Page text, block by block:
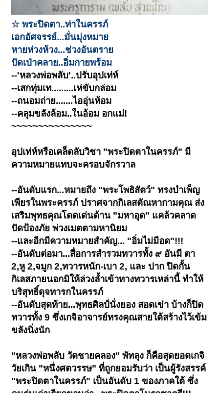
☆ พระปิดตา..ท่าในครรภ์
เอกอัศจรรย์...มั่นมุ่งหมาย
หายห่วงห้วง...ช่วงอันตราย
ปัดเป่าคลาย..อิ่มกายพร้อม
--'หลวงพ่อพลับ'..ปรับอุปเท่ห์
--เสกทุ่มเท.........เห่ขับกล่อม
--ถนอมถ่าย.......ไออุ่นห้อม
--คลุมขลังล้อม..ในอ้อม อกแม่!
~~~~~~~~~~~~~~~
อุปเท่ห์หรือเคล็ดลับวิชา "พระปิดตาในครรภ์" มี
ความหมายแทบจะครอบจักรวาล
--อันดับแรก...หมายถึง "พระโพธิสัตว์" ทรงบำเพ็ญ
เพียรในพระครรภ์ ปราศจากกิเลสตัณหากามคุณ ส่ง
เสริมพุทธคุณโดดเด่นด้าน "มหาอุด" แคล้วคลาด
ปัดป้องภัย พ่วงเมตตามหานิยม
--และอีกมีความหมายสำคัญ... "อิ่มไม่มีอด"!!!
--อันดับต่อมา...สื่อการสำรวมทวารทั้ง ๙ อันมี ตา
2,หู 2,จมูก 2,ทวารหนัก-เบา 2, และ ปาก ปิดกั้น
กิเลสภายนอกมิให้ล่วงล้ำเข้าทางทวารเหล่านี้ ทำให้
บริสุทธิ์ดุจทารกในครรภ์
--อันดับสุดท้าย...พุทธศิลป์นั่งยอง สอดเข่า บ้างก็ปิด
ทวารทั้ง 9 ซึ่งเกจิอาจารย์ทรงคุณสายใต้สร้างไว้เข้ม
ขลังนิ่งนัก
"หลวงพ่อพลับ วัดชายคลอง" พัทลุง ก็คือสุดยอดเกจิ
วัยเกิน "หนึ่งศตวรรษ" ที่ถูกยอมรับว่า เป็นผู้รังสรรค์
"พระปิดตาในครรภ์" เป็นอันดับ 1 ของภาคใต้ ซึ่ง